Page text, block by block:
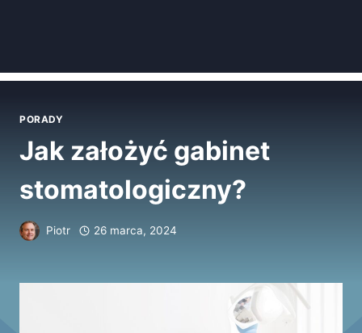
PORADY
Jak założyć gabinet
stomatologiczny?
Piotr 26 marca, 2024